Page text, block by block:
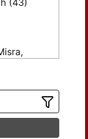
(43)